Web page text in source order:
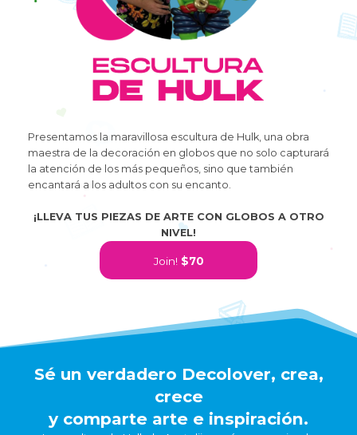
Presentamos la maravillosa escultura de Hulk, una obra
maestra de la decoración en globos que no solo capturará
la atención de los más pequeños, sino que también
encantará a los adultos con su encanto.
¡LLEVA TUS PIEZAS DE ARTE CON GLOBOS A OTRO
NIVEL!
Join! $70
Sé un verdadero Decolover, crea,
crece
y comparte arte e inspiración.